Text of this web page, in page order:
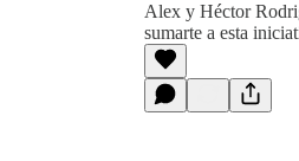
Alex y Héctor
sumarte a esta